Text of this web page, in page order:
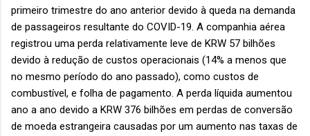
primeiro trimestre do ano anterior devido à queda na demanda
de passageiros resultante do COVID-19. A companhia aérea
registrou uma perda relativamente leve de KRW 57 bilhões
devido à redução de custos operacionais (14% a menos que
no mesmo período do ano passado), como custos de
combustível, e folha de pagamento. A perda líquida aumentou
ano a ano devido a KRW 376 bilhões em perdas de conversão
de moeda estrangeira causadas por um aumento nas taxas de